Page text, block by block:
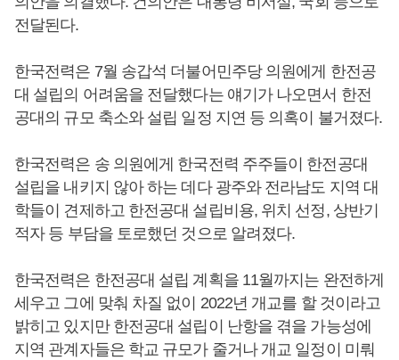
전달된다.
한국전력은 7월 송갑석 더불어민주당 의원에게 한전공
대 설립의 어려움을 전달했다는 얘기가 나오면서 한전
공대의 규모 축소와 설립 일정 지연 등 의혹이 불거졌다.
한국전력은 송 의원에게 한국전력 주주들이 한전공대
설립을 내키지 않아 하는 데다 광주와 전라남도 지역 대
학들이 견제하고 한전공대 설립비용, 위치 선정, 상반기
적자 등 부담을 토로했던 것으로 알려졌다.
한국전력은 한전공대 설립 계획을 11월까지는 완전하게
세우고 그에 맞춰 차질 없이 2022년 개교를 할 것이라고
밝히고 있지만 한전공대 설립이 난항을 겪을 가능성에
지역 관계자들은 학교 규모가 줄거나 개교 일정이 미뤄